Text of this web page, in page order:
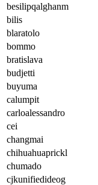
besilipqalghanm
bilis
blaratolo
bommo
bratislava
budjetti
buyuma
calumpit
carloalessandro
cei
changmai
chihuahuaprickl
chumado
cjkunifiedideog